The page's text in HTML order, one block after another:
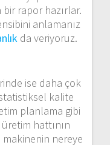
bir rapor hazırlar.
anlamanız
da veriyoruz.
ise daha çok
kalite
planlama gibi
hattının
nereye